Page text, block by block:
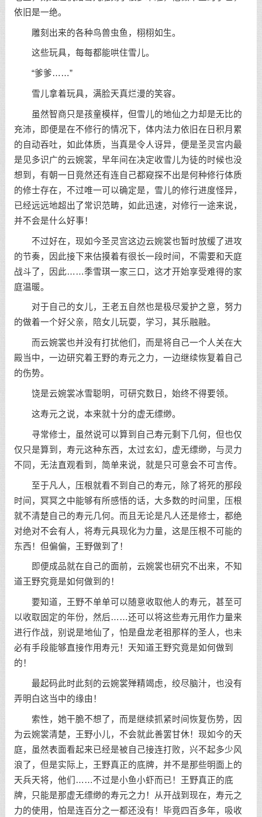
依旧是一绝。
雕刻出来的各种鸟兽虫鱼，栩栩如生。
这些玩具，每每都能哄住雪儿。
“爹爹……”
雪儿拿着玩具，满脸天真烂漫的笑容。
虽然智商只是孩童模样，但雪儿的地仙之力却是无比的
充沛，即便是在不修行的情况下，体内法力依旧在日积月累
的自动吞吐，如此体质，当真是令人讶异，便是圣灵宫内最
是见多识广的云婉裳，早年间在决定收雪儿为徒的时候也没
想到，有朝一日竟然还有连自己都窥探不出是何种修行体质
的修士存在，不过唯一可以确定是，雪儿的修行进度怪异，
已经远远地超出了常识范畴，如此迅速，对修行一途来说，
并不会是什么好事！
不过好在，现如今圣灵宫这边云婉裳也暂时放缓了进攻
的节奏，因此接下来估摸着有很长一段时间，不需要和天庭
战斗了，因此……季雪琪一家三口，这才开始享受难得的家
庭温暖。
对于自己的女儿，王老五自然也是极尽爱护之意，努力
的做着一个好父亲，陪女儿玩耍，学习，其乐融融。
而云婉裳也并没有打扰他们，而是将自己一个人关在大
殿当中，一边研究着王野的寿元之力，一边继续恢复着自己
的伤势。
饶是云婉裳冰雪聪明，可研究数日，始终不得要领。
这寿元之说，本来就十分的虚无缥缈。
寻常修士，虽然说可以算到自己寿元剩下几何，但也仅
仅只是算到，寿元这种东西，太过玄幻，虚无缥缈，与灵力
不同，无法直观看到，简单来说，就是只可意会不可言传。
至于凡人，压根就看不到自己的寿元，除了将死的那段
时间，冥冥之中能够有所感悟的话，大多数的时间里，压根
就不清楚自己的寿元几何。而且无论是凡人还是修士，都绝
对绝对不会有人，将寿元具现化为力量，这是压根不可能的
东西！但偏偏，王野做到了！
即便成品就在自己的面前，云婉裳也研究不出来，不知
道王野究竟是如何做到的！
要知道，王野不单单可以随意收取他人的寿元，甚至可
以收取固定的年份，然后……还可以将这些寿元用作力量来
进行作战，别说是地仙了，怕是盘龙老祖那样的圣人，也未
必有手段能够直接作用寿元！天知道王野究竟是如何做到
的！
最起码此时此刻的云婉裳殚精竭虑，绞尽脑汁，也没有
弄明白这当中的缘由！
索性，她干脆不想了，而是继续抓紧时间恢复伤势，因
为云婉裳清楚，王野小儿，不会就此善罢甘休！现如今的天
庭，虽然表面看起来已经是被自己接连打败，兴不起多少风
浪了，但是实际上，王野真正的底牌，并不是那些明面上的
天兵天将，他们……不过是小鱼小虾而已！王野真正的底
牌，只能是那虚无缥缈的寿元之力！从开战到现在，寿元之
力的使用，怕是连百分之一都还没有！毕竟四百多年，吸收